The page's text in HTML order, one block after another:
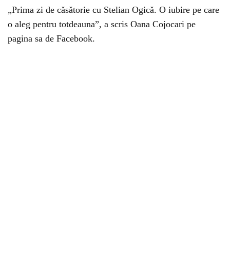
„Prima zi de căsătorie cu Stelian Ogică. O iubire pe care
o aleg pentru totdeauna”, a scris Oana Cojocari pe
pagina sa de Facebook.